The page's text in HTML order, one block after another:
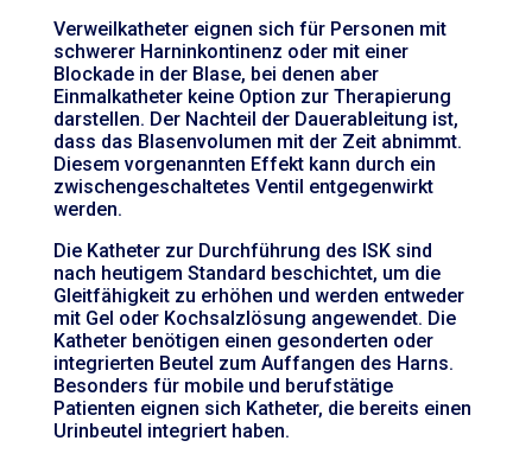
Verweilkatheter eignen sich für Personen mit
schwerer Harninkontinenz oder mit einer
Blockade in der Blase, bei denen aber
Einmalkatheter keine Option zur Therapierung
darstellen. Der Nachteil der Dauerableitung ist,
dass das Blasenvolumen mit der Zeit abnimmt.
Diesem vorgenannten Effekt kann durch ein
zwischengeschaltetes Ventil entgegenwirkt
werden.
Die Katheter zur Durchführung des ISK sind
nach heutigem Standard beschichtet, um die
Gleitfähigkeit zu erhöhen und werden entweder
mit Gel oder Kochsalzlösung angewendet. Die
Katheter benötigen einen gesonderten oder
integrierten Beutel zum Auffangen des Harns.
Besonders für mobile und berufstätige
Patienten eignen sich Katheter, die bereits einen
Urinbeutel integriert haben.